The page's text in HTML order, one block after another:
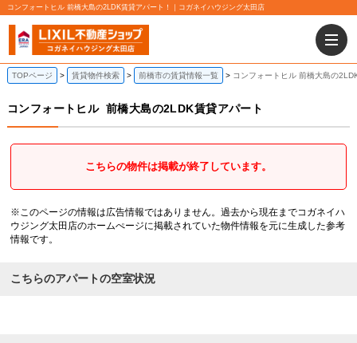
コンフォートヒル 前橋大島の2LDK賃貸アパート！｜コガネイハウジング太田店
TOPページ 賃貸物件検索 前橋市の賃貸情報一覧 コンフォートヒル 前橋大島の
コンフォートヒル 前橋大島の2LDK賃貸アパート
こちらの物件は掲載が終了しています。
※このページの情報は広告情報ではありません。過去から現在までコガネイハ
ウジング太田店のホームぺージに掲載されていた物件情報を元に生成した参考
情報です。
こちらのアパートの空室状況